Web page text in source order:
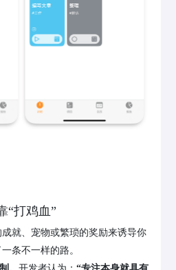
“打鸡血”
就、宠物或繁琐的奖励来诱导你
条不一样的路。